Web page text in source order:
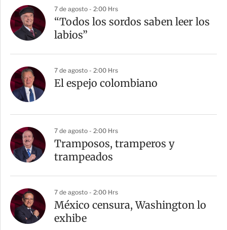
7 de agosto - 2:00 Hrs
“Todos los sordos saben leer los
labios”
7 de agosto - 2:00 Hrs
El espejo colombiano
7 de agosto - 2:00 Hrs
Tramposos, tramperos y
trampeados
7 de agosto - 2:00 Hrs
México censura, Washington lo
exhibe